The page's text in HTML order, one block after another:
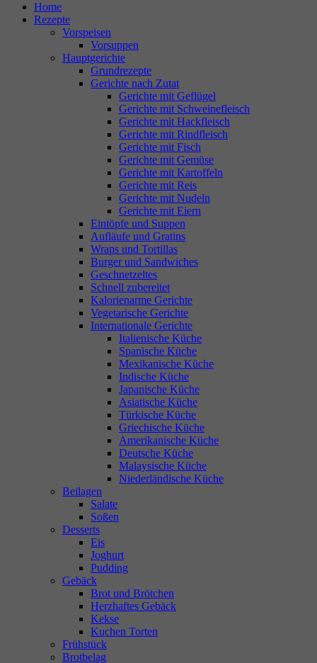
Home
Rezepte
Vorspeisen
Vorsuppen
Hauptgerichte
Grundrezepte
Gerichte nach Zutat
Gerichte mit Geflügel
Gerichte mit Schweinefleisch
Gerichte mit Hackfleisch
Gerichte mit Rindfleisch
Gerichte mit Fisch
Gerichte mit Gemüse
Gerichte mit Kartoffeln
Gerichte mit Reis
Gerichte mit Nudeln
Gerichte mit Eiern
Eintöpfe und Suppen
Aufläufe und Gratins
Wraps und Tortillas
Burger und Sandwiches
Geschnetzeltes
Schnell zubereitet
Kalorienarme Gerichte
Vegetarische Gerichte
Internationale Gerichte
Italienische Küche
Spanische Küche
Mexikanische Küche
Indische Küche
Japanische Küche
Asiatische Küche
Türkische Küche
Griechische Küche
Amerikanische Küche
Deutsche Küche
Malaysische Küche
Niederländische Küche
Beilagen
Salate
Soßen
Desserts
Eis
Joghurt
Pudding
Gebäck
Brot und Brötchen
Herzhaftes Gebäck
Kekse
Kuchen Torten
Frühstück
Brotbelag